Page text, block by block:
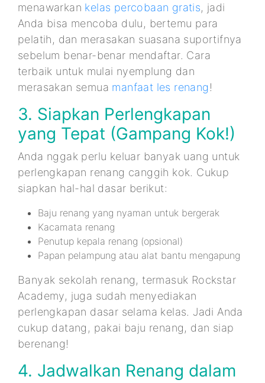
menawarkan kelas percobaan gratis, jadi
Anda bisa mencoba dulu, bertemu para
pelatih, dan merasakan suasana suportifnya
sebelum benar-benar mendaftar. Cara
terbaik untuk mulai nyemplung dan
merasakan semua manfaat les renang !
3. Siapkan Perlengkapan
yang Tepat (Gampang Kok!)
Anda nggak perlu keluar banyak uang untuk
perlengkapan renang canggih kok. Cukup
siapkan hal-hal dasar berikut:
Baju renang yang nyaman untuk bergerak
Kacamata renang
Penutup kepala renang (opsional)
Papan pelampung atau alat bantu mengapung
Banyak sekolah renang, termasuk Rockstar
Academy, juga sudah menyediakan
perlengkapan dasar selama kelas. Jadi Anda
cukup datang, pakai baju renang, dan siap
berenang!
4. Jadwalkan Renang dalam